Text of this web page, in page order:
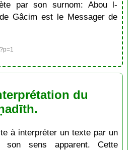
par son surnom: Abou l-
Gâcim est le Messager de
du
à interpréter un texte par un
sens apparent. Cette